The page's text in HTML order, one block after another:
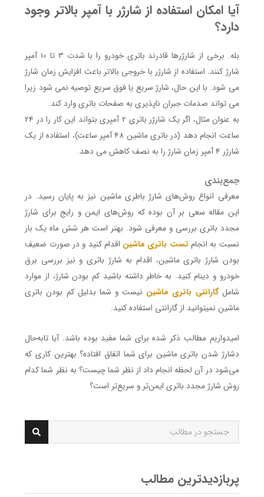
آیا امکان استفاده از شارژر با آمپر بالاتر وجود
دارد؟
بله. برخی از شارژرها قادرند باتری خودرو را با شدت 3 تا 10 آمپر
شارژ کنند. استفاده از شارژر با خروجی بالاتر باعث افزایش زمان شارژ
می شود. با این حال، شارژ سریع یا فوق سریع توصیه نمی شود زیرا
می تواند صدمات جبران ناپذیری به صفحات باتری وارد کند.
به عنوان مثال، اگر یک شارژر باتری 2 آمپری بتواند این کار را در 24
ساعت انجام دهد (در باتری ماشین 48 آمپر ساعت)، استفاده از یک
شارژر 4 آمپر زمان شارژ را به نصف کاهش می دهد.
جمع‌بندی
معرفی انواع روش‌های شارژ باطری ماشین نیز به پایان رسید. در
این مقاله سعی بر آن بوده که روش‌های ایمن و رایج برای شارژ
مجدد باتری بررسی و معرفی شود. بهتر است هر شش ماه یک بار
نسبت به انجام تست باتری ماشین اقدام کنید و در صورت ضعیف
بودن شارژ باتری ماشین، اقدام به شارژ باتری و نیز بررسی برق
خودرو و دینام کنید. به خاطر داشته باشید کم بودن شارژ، از موارد
شاملگارانتی باتری ماشین نیست و شما بدلیل کم بودن باتری
ماشین نمیتوانید از گارانتی استفاده کنید.
امیدواریم مطالب ذکر شده برای شما مفید بوده باشد. آیا تابه‌حال
دشارژ شدن باتری ماشین برای شما اتفاق افتاده؟ بهترین کاری که
می‌شود در آن لحظه انجام داد از نظر شما چیست؟ به نظر شما کدام
روش شارژ مجدد باتری ایمن‌تر و سریع‌تر است؟
پربازدیدترین مطالب